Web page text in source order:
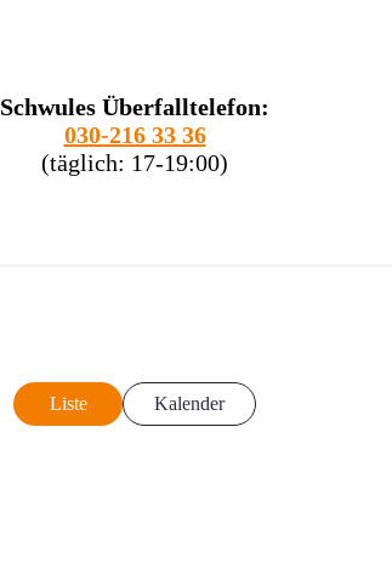
Schwules Überfalltelefon:
030-216 33 36
(täglich: 17-19:00)
Liste Kalender